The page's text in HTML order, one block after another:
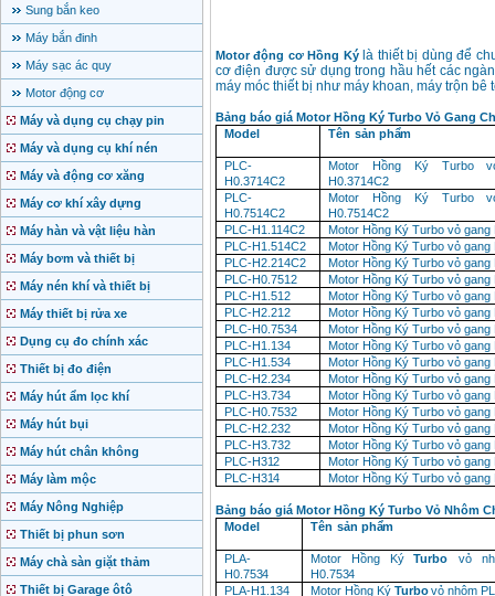
Sung bắn keo
Máy bắn đinh
Máy sạc ác quy
Motor động cơ
Máy và dụng cụ chạy pin
Máy và dụng cụ khí nén
Máy và động cơ xăng
Máy cơ khí xây dựng
Máy hàn và vật liệu hàn
Máy bơm và thiết bị
Máy nén khí và thiết bị
Máy thiết bị rửa xe
Dụng cụ đo chính xác
Thiết bị đo điện
Máy hút ẩm lọc khí
Máy hút bụi
Máy hút chân không
Máy làm mộc
Máy Nông Nghiệp
Thiết bị phun sơn
Máy chà sàn giặt thảm
Thiết bị Garage ôtô
Motor động cơ Hồng Ký là thiết bị dùng để
cơ điện được sử dụng trong hầu hết các
máy móc thiết bị như máy khoan, máy trộn
Bảng báo giá Motor Hồng Ký Turbo Vỏ Gang
Model
Tên sản phẩm
PLC-
H0.3714C2
Motor Hồng Ký Turbo
H0.3714C2
PLC-
H0.7514C2
Motor Hồng Ký Turbo
H0.7514C2
PLC-H1.114C2
Motor Hồng Ký Turbo vỏ gang
PLC-H1.514C2
Motor Hồng Ký Turbo vỏ gang
PLC-H2.214C2
Motor Hồng Ký Turbo vỏ gang
PLC-H0.7512
Motor Hồng Ký Turbo vỏ gang
PLC-H1.512
Motor Hồng Ký Turbo vỏ gang
PLC-H2.212
Motor Hồng Ký Turbo vỏ gang
PLC-H0.7534
Motor Hồng Ký Turbo vỏ gang
PLC-H1.134
Motor Hồng Ký Turbo vỏ gang
PLC-H1.534
Motor Hồng Ký Turbo vỏ gang
PLC-H2.234
Motor Hồng Ký Turbo vỏ gang
PLC-H3.734
Motor Hồng Ký Turbo vỏ gang
PLC-H0.7532
Motor Hồng Ký Turbo vỏ gang
PLC-H2.232
Motor Hồng Ký Turbo vỏ gang
PLC-H3.732
Motor Hồng Ký Turbo vỏ gang
PLC-H312 Motor Hồng Ký Turbo vỏ gang
PLC-H314 Motor Hồng Ký Turbo vỏ gang
Bảng báo giá Motor Hồng Ký Turbo Vỏ Nhôm
Model
Tên sản phẩm
PLA-
H0.7534
Motor Hồng Ký Turbo vỏ
H0.7534
PLA-H1.134 Motor Hồng Ký Turbo vỏ nhôm